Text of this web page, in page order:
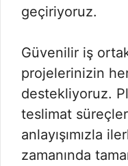
geçiriyoruz.
Güvenilir iş
projelerinizin
destekliyoruz.
teslimat
anlayışımızla
zamanında